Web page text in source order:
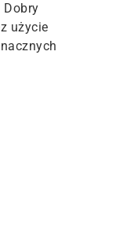
Dobry
użycie